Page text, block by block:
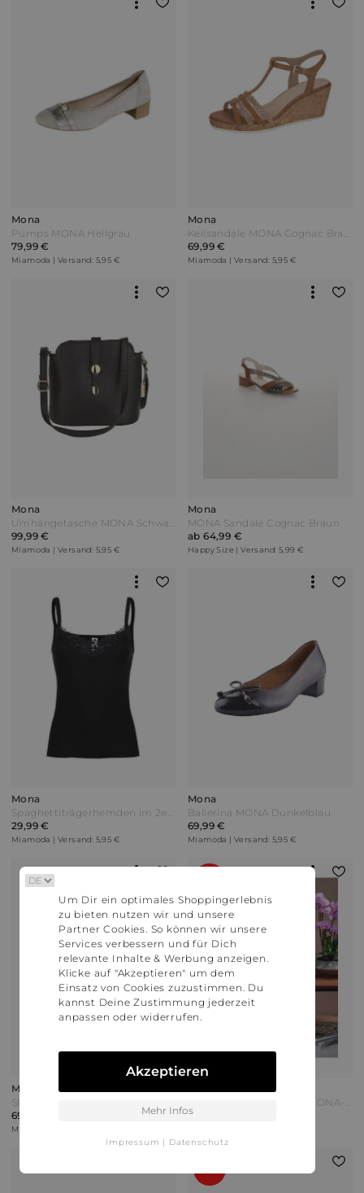
Mona
Pumps MONA Hellgrau
79,99 €
Miamoda | Versand: 5,95 €
Mona
69,99 €
Miamoda | Versand: 5,95 €
Mona
99,99 €
Miamoda | Versand: 5,95 €
Mona
MONA Sandale Cognac Braun
ab 64,99 €
Happy Size | Versand: 5,99 €
Mona
29,99 €
Miamoda | Versand: 5,95 €
Mona
Ballerina MONA Dunkelblau
69,99 €
Miamoda | Versand: 5,95 €
Mona
Slipper MONA Multicolor Grau
69,99 €
Miamoda | Versand: 5,95 €
ab 29,99 €
Um Dir ein optimales Shoppingerlebnis
zu bieten nutzen wir und unsere
Partner Cookies. So können wir unsere
Services verbessern und für Dich
relevante Inhalte & Werbung anzeigen.
Klicke auf "Akzeptieren" um dem
Einsatz von Cookies zuzustimmen. Du
kannst Deine Zustimmung jederzeit
anpassen oder widerrufen.
Akzeptieren
Mehr Infos
Impressum | Datenschutz